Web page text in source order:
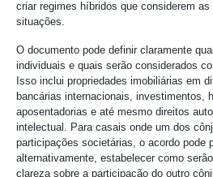
criar regimes híbridos que considerem
situações.
O documento pode definir claramente
individuais e quais serão considerados
Isso inclui propriedades imobiliárias em
bancárias internacionais, investimentos,
aposentadorias e até mesmo direitos
intelectual. Para casais onde um dos
participações societárias, o acordo pode
alternativamente, estabelecer como
clareza sobre a participação do outro